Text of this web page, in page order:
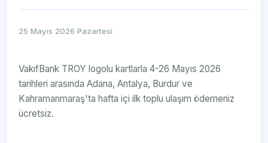
25 Mayıs 2026 Pazartesi
VakıfBank TROY logolu kartlarla 4-26 Mayıs 2026
tarihleri arasında Adana, Antalya, Burdur ve
Kahramanmaraş'ta hafta içi ilk toplu ulaşım ödemeniz
ücretsiz.